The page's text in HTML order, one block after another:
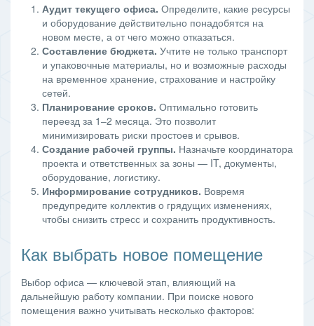
Аудит текущего офиса. Определите, какие ресурсы
и оборудование действительно понадобятся на
новом месте, а от чего можно отказаться.
Составление бюджета. Учтите не только транспорт
и упаковочные материалы, но и возможные расходы
на временное хранение, страхование и настройку
сетей.
Планирование сроков. Оптимально готовить
переезд за 1–2 месяца. Это позволит
минимизировать риски простоев и срывов.
Создание рабочей группы. Назначьте координатора
проекта и ответственных за зоны — IT, документы,
оборудование, логистику.
Информирование сотрудников. Вовремя
предупредите коллектив о грядущих изменениях,
чтобы снизить стресс и сохранить продуктивность.
Как выбрать новое помещение
Выбор офиса — ключевой этап, влияющий на
дальнейшую работу компании. При поиске нового
помещения важно учитывать несколько факторов: